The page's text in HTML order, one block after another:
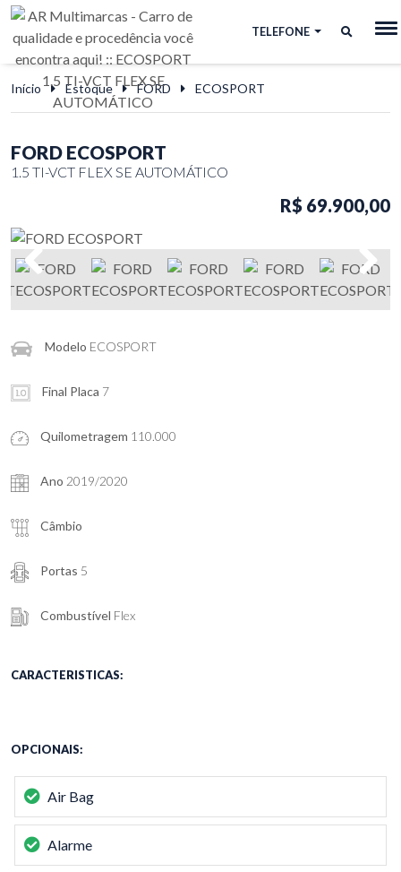
TELEFONE
Início Estoque FORD ECOSPORT
FORD ECOSPORT
1.5 TI-VCT FLEX SE AUTOMÁTICO
R$ 69.900,00
Modelo ECOSPORT
Final Placa 7
Quilometragem 110.000
Ano 2019/2020
Câmbio
Portas 5
Combustível Flex
CARACTERISTICAS:
OPCIONAIS:
Air Bag
Alarme